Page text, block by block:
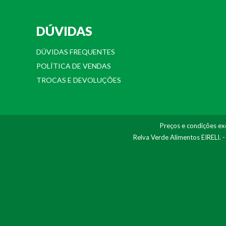
DÚVIDAS
DÚVIDAS FREQUENTES
POLÍTICA DE VENDAS
TROCAS E DEVOLUÇÕES
Preços e condições
Relva Verde Alimentos